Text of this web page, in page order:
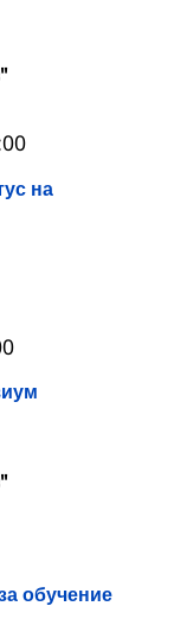
на
обучение